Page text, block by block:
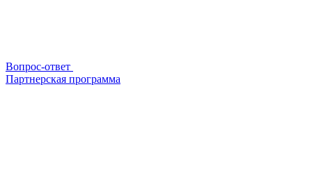
Вопрос-ответ
Партнерская программа